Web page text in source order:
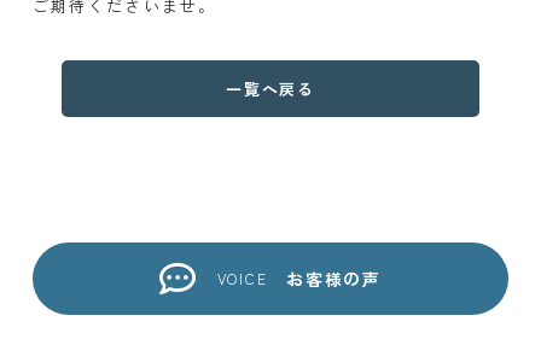
ご期待くださいませ。
一覧へ戻る
VOICE お客様の声